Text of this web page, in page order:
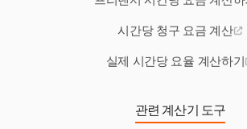
시간당 청구 요금 계산
실제 시간당 요율 계산하기
관련 계산기 도구